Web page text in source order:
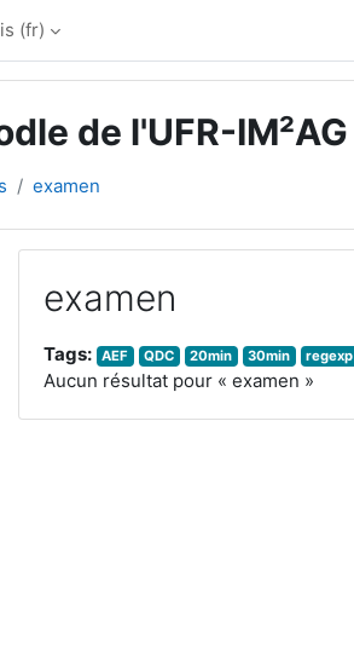
‎(fr)‎
de l'UFR-IM²AG
examen
examen
Tags: AEF QDC 20min 30min regexp
Aucun résultat pour « examen »